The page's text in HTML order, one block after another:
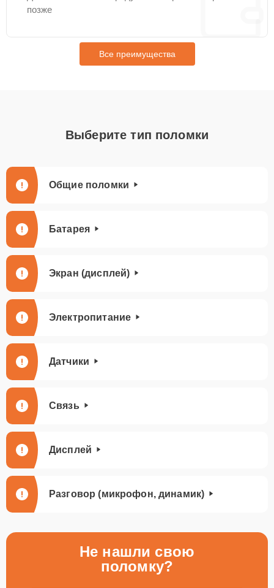
позже
Все преимущества
Выберите тип поломки
Общие поломки
Батарея
Экран (дисплей)
Электропитание
Датчики
Связь
Дисплей
Разговор (микрофон, динамик)
Не нашли свою
поломку?